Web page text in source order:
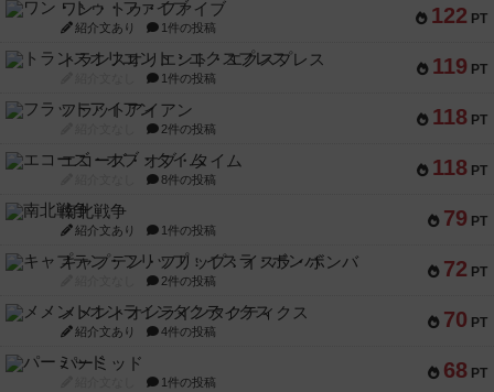
122 PT
ワン・トゥ・ファイブ
紹介文あり 1件の投稿
119 PT
トランスオリエント・エクスプレス
1件の投稿
118 PT
フラットアイアン
2件の投稿
118 PT
エコーズ・オブ・タイム
8件の投稿
79 PT
南北戦争
紹介文あり 1件の投稿
72 PT
キャプテン・フリップ：イスラ・ボンバ
2件の投稿
70 PT
メメントオンラインタクティクス
紹介文あり 4件の投稿
68 PT
パーミッド
1件の投稿